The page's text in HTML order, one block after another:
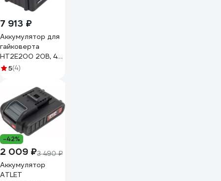
7 913 ₽
Аккумулятор для
гайковерта
HT2E200 20В, 4
А*ч HOEGERT
5(4)
-42%
2 009 ₽3 490 ₽
Аккумулятор
ATLET